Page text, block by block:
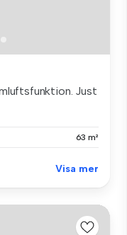
Just
63 m²
Visa mer